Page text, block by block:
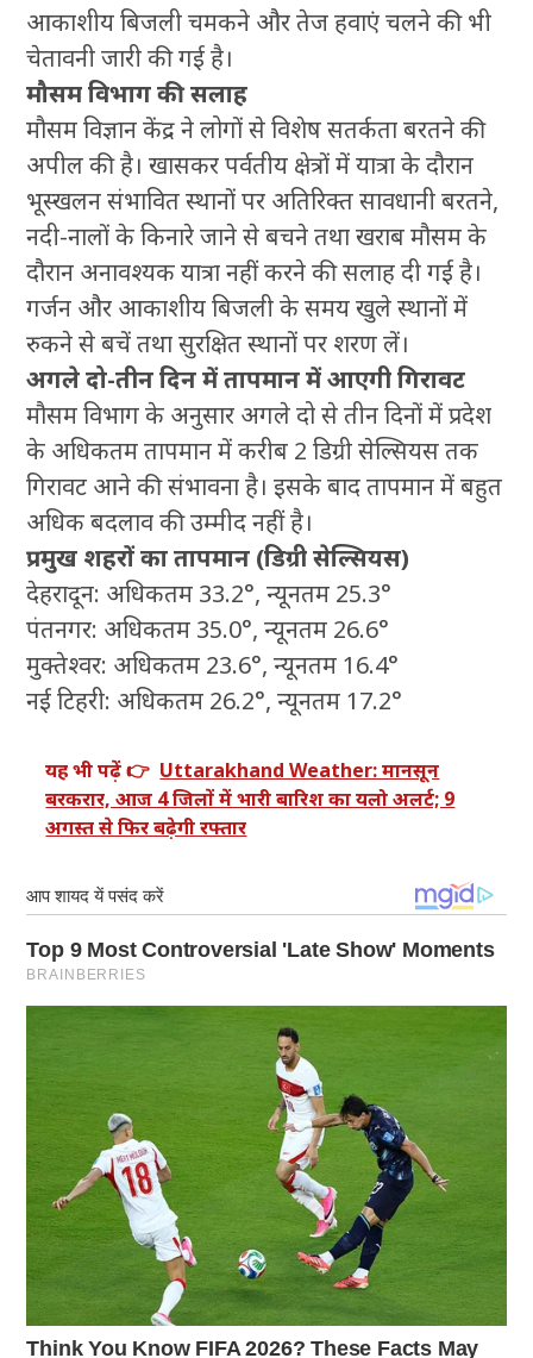
आकाशीय बिजली चमकने और तेज हवाएं चलने की भी
चेतावनी जारी की गई है।
मौसम विभाग की सलाह
मौसम विज्ञान केंद्र ने लोगों से विशेष सतर्कता बरतने की
अपील की है। खासकर पर्वतीय क्षेत्रों में यात्रा के दौरान
भूस्खलन संभावित स्थानों पर अतिरिक्त सावधानी बरतने,
नदी-नालों के किनारे जाने से बचने तथा खराब मौसम के
दौरान अनावश्यक यात्रा नहीं करने की सलाह दी गई है।
गर्जन और आकाशीय बिजली के समय खुले स्थानों में
रुकने से बचें तथा सुरक्षित स्थानों पर शरण लें।
अगले दो-तीन दिन में तापमान में आएगी गिरावट
मौसम विभाग के अनुसार अगले दो से तीन दिनों में प्रदेश
के अधिकतम तापमान में करीब 2 डिग्री सेल्सियस तक
गिरावट आने की संभावना है। इसके बाद तापमान में बहुत
अधिक बदलाव की उम्मीद नहीं है।
प्रमुख शहरों का तापमान (डिग्री सेल्सियस)
देहरादून: अधिकतम 33.2°, न्यूनतम 25.3°
पंतनगर: अधिकतम 35.0°, न्यूनतम 26.6°
मुक्तेश्वर: अधिकतम 23.6°, न्यूनतम 16.4°
नई टिहरी: अधिकतम 26.2°, न्यूनतम 17.2°
यह भी पढ़ें 👉 Uttarakhand Weather: मानसून
बरकरार, आज 4 जिलों में भारी बारिश का यलो अलर्ट; 9
अगस्त से फिर बढ़ेगी रफ्तार